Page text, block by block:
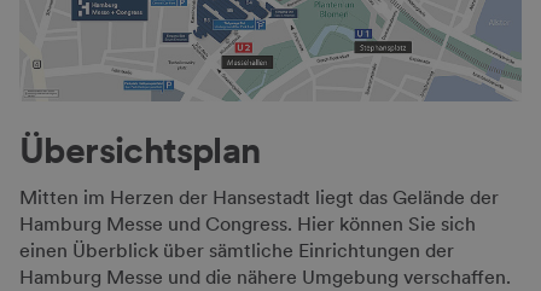
Übersichtsplan
Mitten im Herzen der Hansestadt liegt das Gelände der
Hamburg Messe und Congress. Hier können Sie sich
einen Überblick über sämtliche Einrichtungen der
Hamburg Messe und die nähere Umgebung verschaffen.